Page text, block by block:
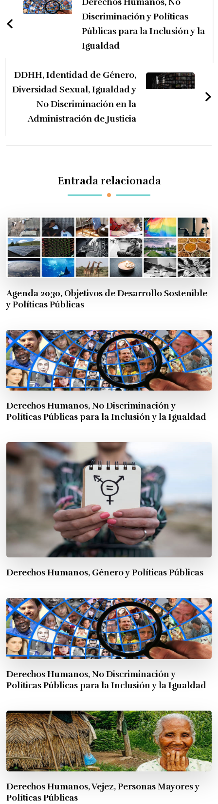
entradas
Discriminación y Políticas
Públicas para la Inclusión y la
Igualdad
DDHH, Identidad de Género,
Diversidad Sexual, Igualdad y
No Discriminación en la
Administración de Justicia
Entrada relacionada
Agenda 2030, Objetivos de Desarrollo Sostenible
y Políticas Públicas
Derechos Humanos, No Discriminación y
Políticas Públicas para la Inclusión y la Igualdad
Derechos Humanos, Género y Políticas Públicas
Derechos Humanos, No Discriminación y
Políticas Públicas para la Inclusión y la Igualdad
Derechos Humanos, Vejez, Personas Mayores y
Políticas Públicas